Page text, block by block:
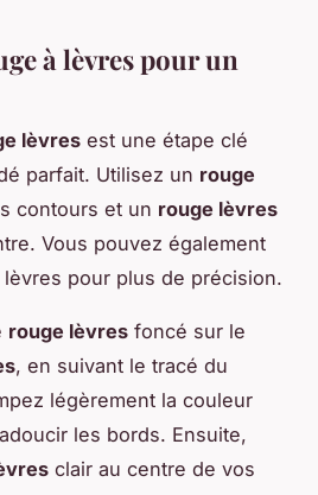
à lèvres pour un
lèvres est une étape clé
parfait. Utilisez un rouge
contours et un rouge lèvres
Vous pouvez également
lèvres pour plus de précision.
rouge lèvres foncé sur le
, en suivant le tracé du
légèrement la couleur
les bords. Ensuite,
clair au centre de vos